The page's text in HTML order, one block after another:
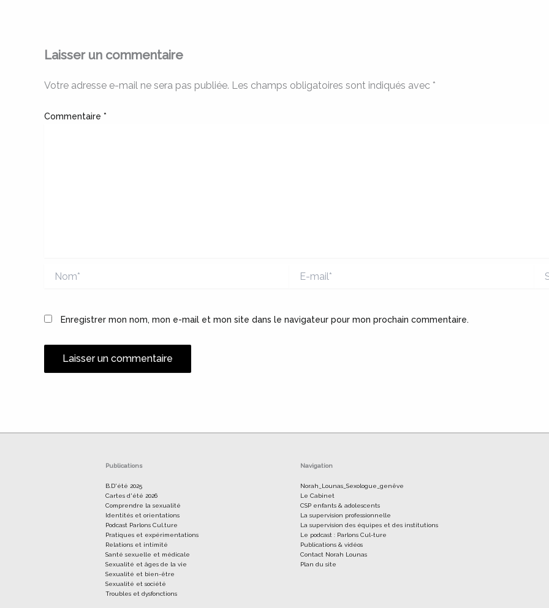
Laisser un commentaire
Votre adresse e-mail ne sera pas publiée. Les champs obligatoires sont indiqués avec *
Commentaire *
mail*
Enregistrer mon nom, mon e-mail et mon site dans le navigateur pour mon prochain commentaire.
Publications
B.D'été 2025
Cartes d'été 2026
Comprendre la sexualité
Identités et orientations
Podcast Parlons Cul.ture
Pratiques et expérimentations
Relations et intimité
Santé sexuelle et médicale
Sexualité et âges de la vie
Sexualité et bien-être
Sexualité et société
Troubles et dysfonctions
Navigation
Norah_Lounas_Sexologue_genêve
Le Cabinet
CSP enfants & adolescents
La supervision professionnelle
La supervision des équipes et des institutions
Le podcast : Parlons Cul-ture
Publications & vidéos
Contact Norah Lounas
Plan du site